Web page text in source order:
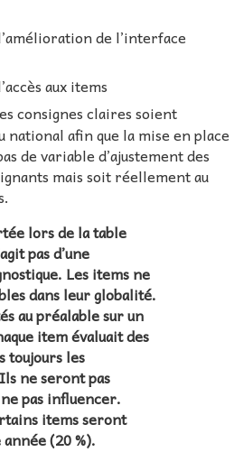
de l’interface
aux items
consignes claires soient
national afin que la mise en place
de variable d’ajustement des
mais soit réellement au
lors de la table
pas d’une
Les items ne
dans leur globalité.
au préalable sur un
item évaluait des
toujours les
ne seront pas
pas influencer.
items seront
(20 %).